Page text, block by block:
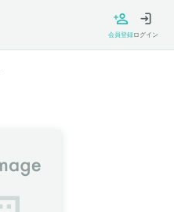
会員登録ログイン